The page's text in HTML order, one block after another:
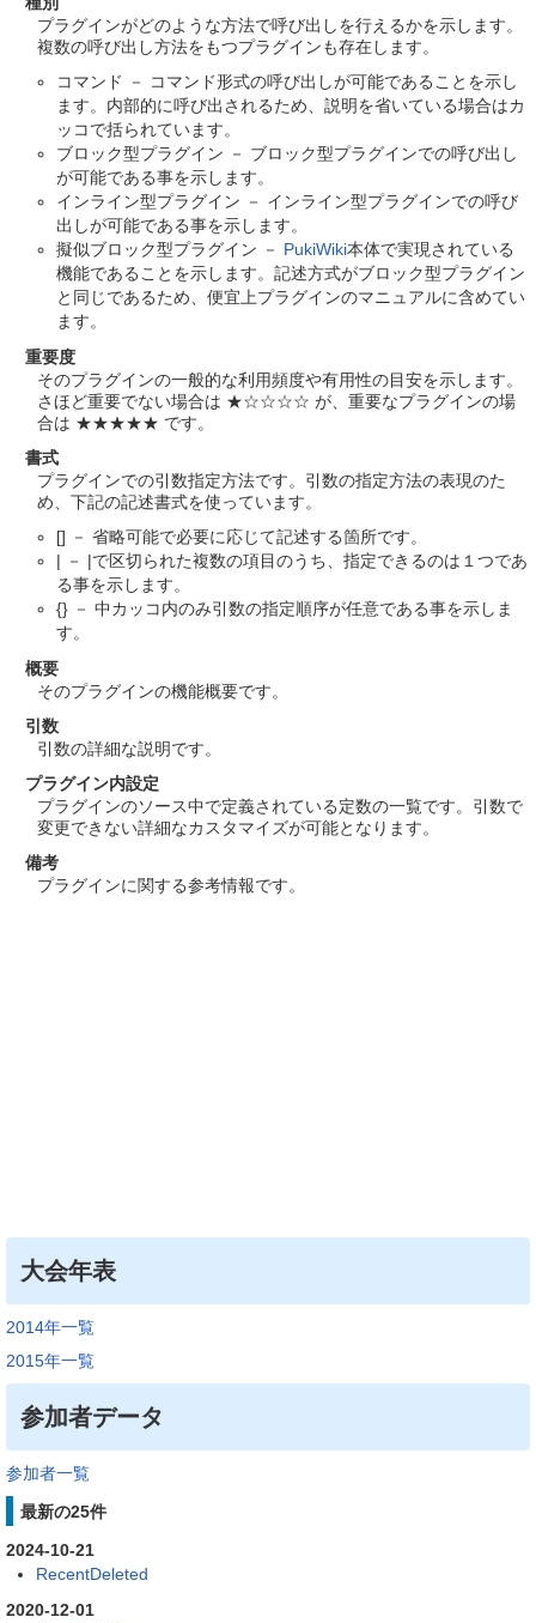
プラグインがどのような方法で呼び出しを行えるかを示します。
複数の呼び出し方法をもつプラグインも存在します。
コマンド － コマンド形式の呼び出しが可能であることを示し
ます。内部的に呼び出されるため、説明を省いている場合はカ
ッコで括られています。
ブロック型プラグイン － ブロック型プラグインでの呼び出し
が可能である事を示します。
インライン型プラグイン － インライン型プラグインでの呼び
出しが可能である事を示します。
擬似ブロック型プラグイン － PukiWiki本体で実現されている
機能であることを示します。記述方式がブロック型プラグイン
と同じであるため、便宜上プラグインのマニュアルに含めてい
ます。
重要度
そのプラグインの一般的な利用頻度や有用性の目安を示します。
さほど重要でない場合は ★☆☆☆☆ が、重要なプラグインの場
合は ★★★★★ です。
書式
プラグインでの引数指定方法です。引数の指定方法の表現のた
め、下記の記述書式を使っています。
[] － 省略可能で必要に応じて記述する箇所です。
| － |で区切られた複数の項目のうち、指定できるのは１つであ
る事を示します。
{} － 中カッコ内のみ引数の指定順序が任意である事を示しま
す。
概要
そのプラグインの機能概要です。
引数
引数の詳細な説明です。
プラグイン内設定
プラグインのソース中で定義されている定数の一覧です。引数で
変更できない詳細なカスタマイズが可能となります。
備考
プラグインに関する参考情報です。
大会年表
2014年一覧
2015年一覧
参加者データ
参加者一覧
最新の25件
2024-10-21
RecentDeleted
2020-12-01